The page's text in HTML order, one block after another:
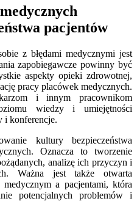
pacjentów
z błędami medycznymi jest
zapobiegawcze powinny być
aspekty opieki zdrowotnej,
pracy placówek medycznych.
i innym pracownikom
wiedzy i umiejętności
i konferencje.
kultury bezpieczeństwa
Oznacza to tworzenie
analizę ich przyczyn i
Ważna jest także otwarta
a pacjentami, która
potencjalnych problemów i